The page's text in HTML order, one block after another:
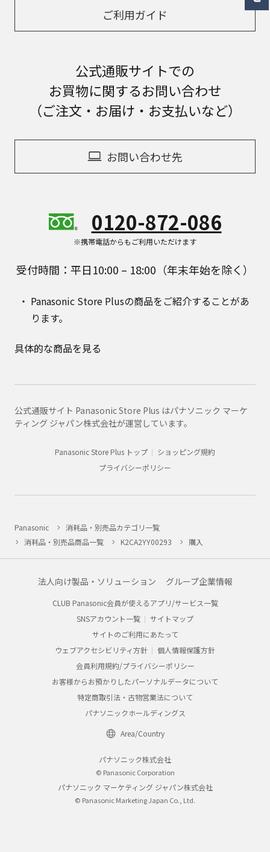
ご利用ガイド
公式通販サイトでの
お買物に関するお問い合わせ
（ご注文・お届け・お支払いなど）
お問い合わせ先
0120-872-086
※携帯電話からもご利用いただけます
受付時間：平日10:00 – 18:00（年末年始を除く）
Panasonic Store Plusの商品をご紹介することがあ
ります。
具体的な商品を見る
公式通販サイト Panasonic Store Plus はパナソニック マーケ
ティング ジャパン株式会社が運営しています。
Panasonic Store Plus トップ
ショッピング規約
プライバシーポリシー
Panasonic
消耗品・別売品カテゴリ一覧
消耗品・別売品商品一覧
K2CA2YY00293 購入
法人向け製品・ソリューション グループ企業情報
CLUB Panasonic会員が使えるアプリ/サービス一覧
SNSアカウント一覧
サイトマップ
サイトのご利用にあたって
ウェブアクセシビリティ方針
個人情報保護方針
会員利用規約/プライバシーポリシー
お客様からお預かりしたパーソナルデータについて
特定商取引法・古物営業法について
パナソニックホールディングス
Area/Country
パナソニック株式会社
© Panasonic Corporation
パナソニック マーケティング ジャパン株式会社
© Panasonic Marketing Japan Co., Ltd.